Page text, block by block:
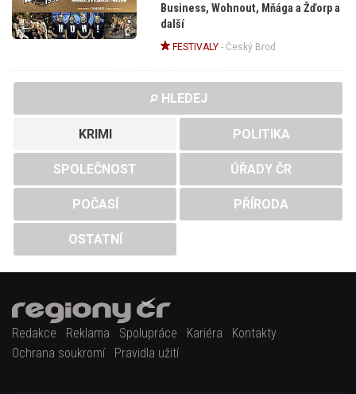
Business, Wohnout, Mňága a Žďorp a
další
FESTIVALY- Český Brod
HLEDEJ
KRIMI POLITIKA
SPOLEČNOST ÚŘADY ČR
POČASÍ PŘÍRODA
OSTATNÍ
Redakce Reklama Spolupráce Kariéra
Kontakty
Ochrana soukromí
Pravidla užití